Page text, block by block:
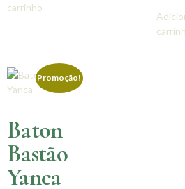
carrinho
Promoção!
Baton
Bastão
Yanca